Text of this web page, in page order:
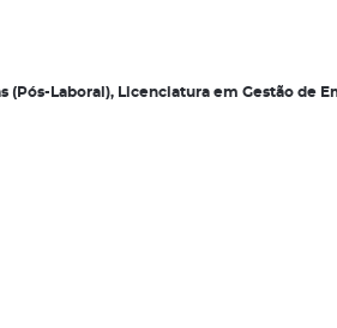
Laboral), Licenciatura em Gestão de